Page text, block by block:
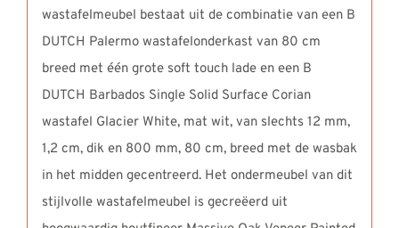
wastafelmeubel bestaat uit de combinatie van een B
DUTCH Palermo wastafelonderkast van 80 cm
breed met één grote soft touch lade en een B
DUTCH Barbados Single Solid Surface Corian
wastafel Glacier White, mat wit, van slechts 12 mm,
1,2 cm, dik en 800 mm, 80 cm, breed met de wasbak
in het midden gecentreerd. Het ondermeubel van dit
stijlvolle wastafelmeubel is gecreëerd uit